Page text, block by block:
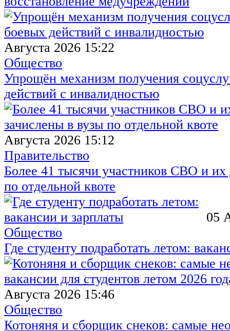
Августа 2026 15:22
Общество
Упрощён механизм получения
действий с инвалидностью
Августа 2026 15:12
Правительство
Более 41 тысячи участников СВО и их
по отдельной квоте
05
Общество
Где студенту подработать летом:
Августа 2026 15:46
Общество
Котоняня и сборщик снеков: самые